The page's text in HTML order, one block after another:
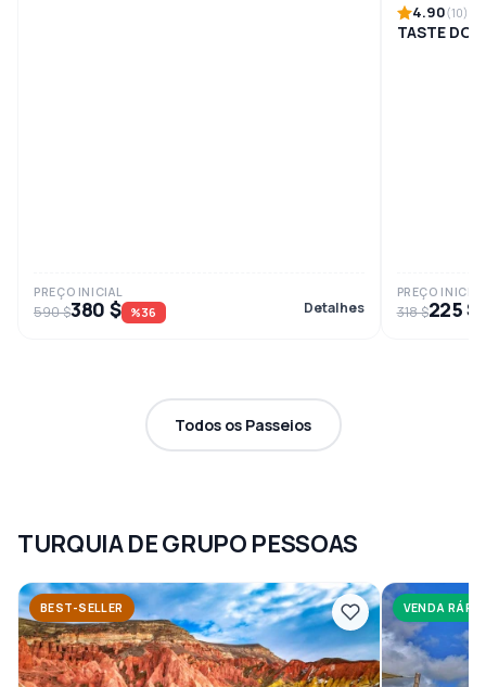
PREÇO INICIAL
590 $380 $ %36 Detalhes
4.90(10)
TASTE DO
PREÇO INICIAL
318 $225 $
Todos os Passeios
TURQUIA DE GRUPO PESSOAS
BEST-SELLER VENDA